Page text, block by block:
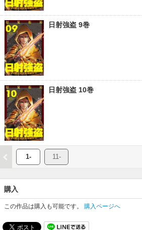
日射強盗 9巻
日射強盗 10巻
1- 11-
購入
この作品は購入も可能です。 購入ページへ